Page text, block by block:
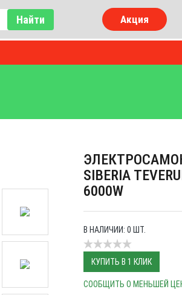
Найти Акция
SIBERIA
6000W
В НАЛИЧИИ: 0 ШТ.
КУПИТЬ В 1 КЛИК
СООБЩИТЬ О МЕНЬШЕЙ